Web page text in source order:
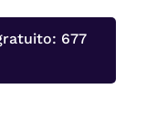
677